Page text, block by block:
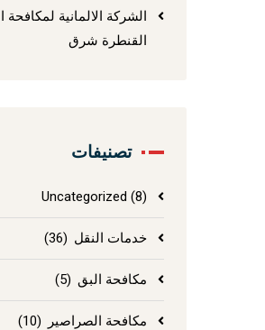
الشركة الالمانية
القنطرة شرق
تصنيفات
Uncategorized (8)
خدمات النقل (36)
مكافحة البق (5)
مكافحة الصراصير (10)